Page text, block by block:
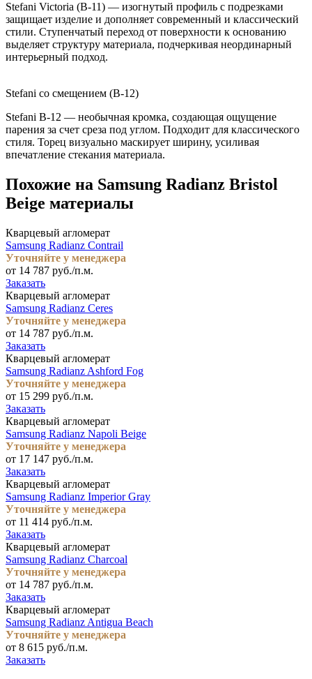
Stefani Victoria (B-11) — изогнутый профиль с подрезками
защищает изделие и дополняет современный и классический
стили. Ступенчатый переход от поверхности к основанию
выделяет структуру материала, подчеркивая неординарный
интерьерный подход.
Stefani со смещением (B-12)
Stefani B-12 — необычная кромка, создающая ощущение
парения за счет среза под углом. Подходит для классического
стиля. Торец визуально маскирует ширину, усиливая
впечатление стекания материала.
Похожие на Samsung Radianz Bristol
Beige материалы
Кварцевый агломерат
Samsung Radianz Contrail
Уточняйте у менеджера
от 14 787 руб./п.м.
Заказать
Кварцевый агломерат
Samsung Radianz Ceres
Уточняйте у менеджера
от 14 787 руб./п.м.
Заказать
Кварцевый агломерат
Samsung Radianz Ashford Fog
Уточняйте у менеджера
от 15 299 руб./п.м.
Заказать
Кварцевый агломерат
Samsung Radianz Napoli Beige
Уточняйте у менеджера
от 17 147 руб./п.м.
Заказать
Кварцевый агломерат
Samsung Radianz Imperior Gray
Уточняйте у менеджера
от 11 414 руб./п.м.
Заказать
Кварцевый агломерат
Samsung Radianz Charcoal
Уточняйте у менеджера
от 14 787 руб./п.м.
Заказать
Кварцевый агломерат
Samsung Radianz Antigua Beach
Уточняйте у менеджера
от 8 615 руб./п.м.
Заказать